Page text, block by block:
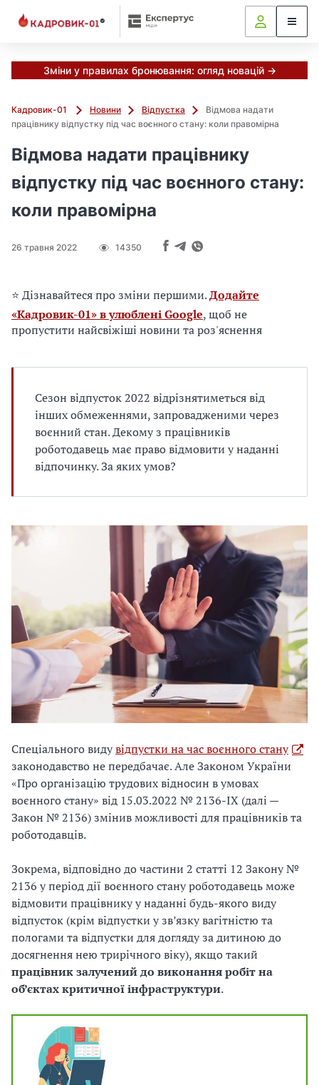
Зміни у правилах бронювання: огляд новацій →
Кадровик-01 Новини Відпустка
Відмова надати
працівнику відпустку під час воєнного стану: коли правомірна
Відмова надати працівнику
відпустку під час воєнного стану:
коли правомірна
26 травня 2022 14350
⭐ Дізнавайтеся про зміни першими.Додайте
«Кадровик-01» в улюблені Google, щоб не
пропустити найсвіжіші новини та роз'яснення
Сезон відпусток 2022 відрізнятиметься від
інших обмеженнями, запровадженими через
воєнний стан. Декому з працівників
роботодавець має право відмовити у наданні
відпочинку. За яких умов?
Спеціального видувідпустки на час воєнного стану
законодавство не передбачає. Але Законом України
«Про організацію трудових відносин в умовах
воєнного стану» від 15.03.2022 № 2136-ІХ (далі —
Закон № 2136) змінив можливості для працівників та
роботодавців.
Зокрема, відповідно до частини 2 статті 12 Закону №
2136 у період дії воєнного стану роботодавець може
відмовити працівнику у наданні будь-якого виду
відпусток (крім відпустки у зв’язку вагітністю та
пологами та відпустки для догляду за дитиною до
досягнення нею трирічного віку), якщо такий
працівник залучений до виконання робіт на
об’єктах критичної інфраструктури.